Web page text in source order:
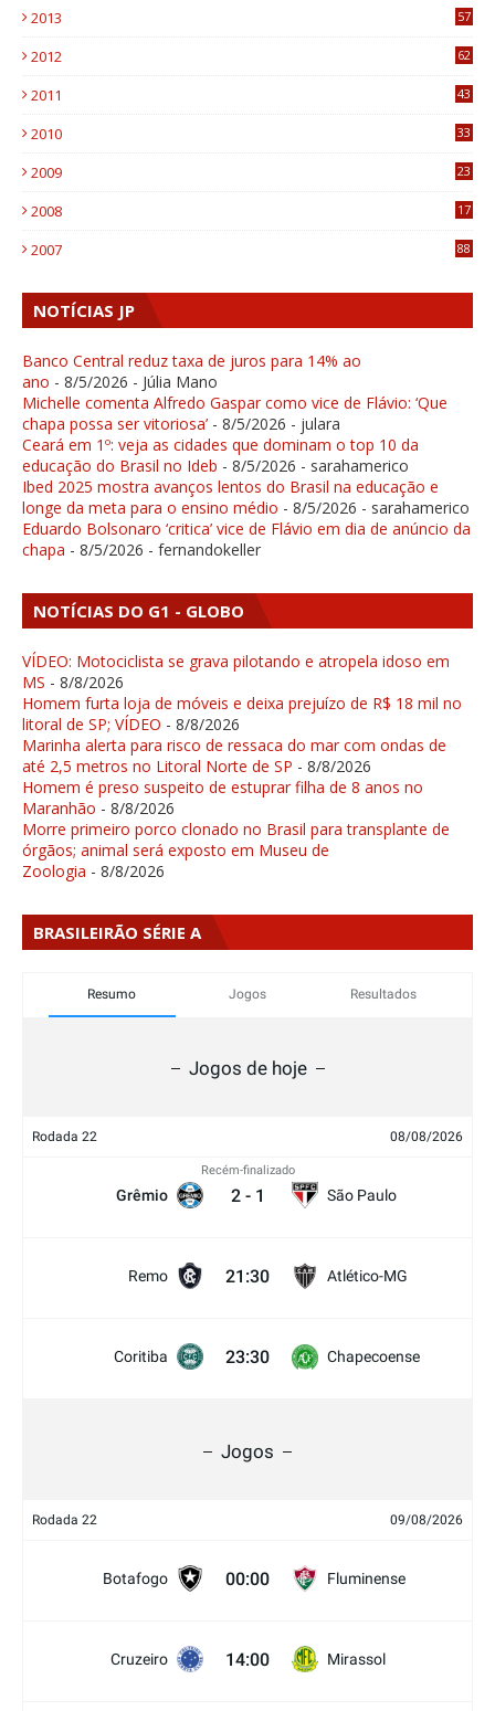
2013
57
2012
62
2011
43
2010
33
2009
23
2008
17
2007 88
NOTÍCIAS JP
Banco Central reduz taxa de juros para 14% ao
ano - 8/5/2026 - Júlia Mano
Michelle comenta Alfredo Gaspar como vice de Flávio: ‘Que
chapa possa ser vitoriosa’ - 8/5/2026 - julara
Ceará em 1º: veja as cidades que dominam o top 10 da
educação do Brasil no Ideb - 8/5/2026 - sarahamerico
Ibed 2025 mostra avanços lentos do Brasil na educação e
longe da meta para o ensino médio - 8/5/2026 - sarahamerico
Eduardo Bolsonaro ‘critica’ vice de Flávio em dia de anúncio da
chapa - 8/5/2026 - fernandokeller
NOTÍCIAS DO G1 - GLOBO
VÍDEO: Motociclista se grava pilotando e atropela idoso em
MS - 8/8/2026
Homem furta loja de móveis e deixa prejuízo de R$ 18 mil no
litoral de SP; VÍDEO - 8/8/2026
Marinha alerta para risco de ressaca do mar com ondas de
até 2,5 metros no Litoral Norte de SP - 8/8/2026
Homem é preso suspeito de estuprar filha de 8 anos no
Maranhão - 8/8/2026
Morre primeiro porco clonado no Brasil para transplante de
órgãos; animal será exposto em Museu de
Zoologia - 8/8/2026
BRASILEIRÃO SÉRIE A
Resumo Jogos Resultados
Jogos de hoje
Rodada 22 08/08/2026
Grêmio
Recém-finalizado
2 - 1 São Paulo
Remo 21:30 Atlético-MG
Coritiba 23:30 Chapecoense
Jogos
Rodada 22 09/08/2026
Botafogo 00:00 Fluminense
Cruzeiro 14:00 Mirassol